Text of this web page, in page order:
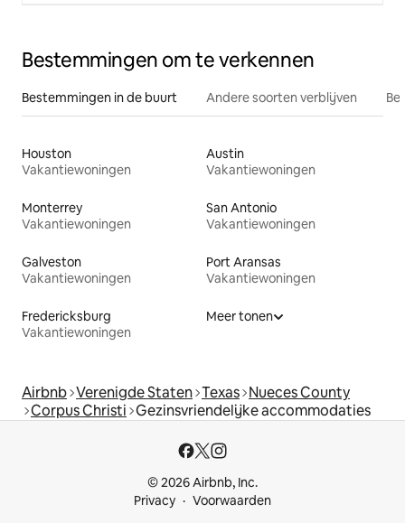
Bestemmingen om te verkennen
Bestemmingen in de buurt Andere soorten verblijven
Houston
Vakantiewoningen
Austin
Vakantiewoningen
Monterrey
Vakantiewoningen
San Antonio
Vakantiewoningen
Galveston
Vakantiewoningen
Port Aransas
Vakantiewoningen
Fredericksburg
Vakantiewoningen
Meer tonen
Airbnb Verenigde Staten Texas Nueces County
Corpus Christi Gezinsvriendelijke accommodaties
© 2026 Airbnb, Inc.
Privacy
Voorwaarden